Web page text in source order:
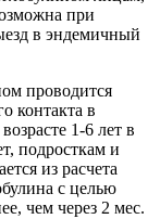
при
в эндемичный
проводится
контакта в
1-6 лет в
подросткам и
из расчета
с целью
чем через 2 мес.